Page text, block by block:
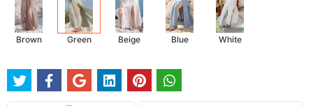
Brown Green Beige Blue White